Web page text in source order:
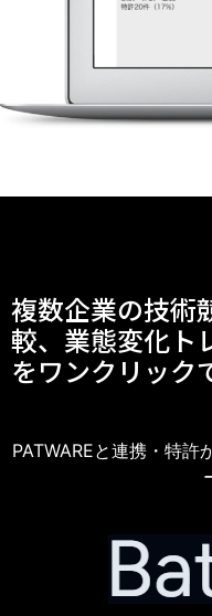
複数企業の技術
較、業態変化ト
をワンクリック
PATWAREと連携・特許